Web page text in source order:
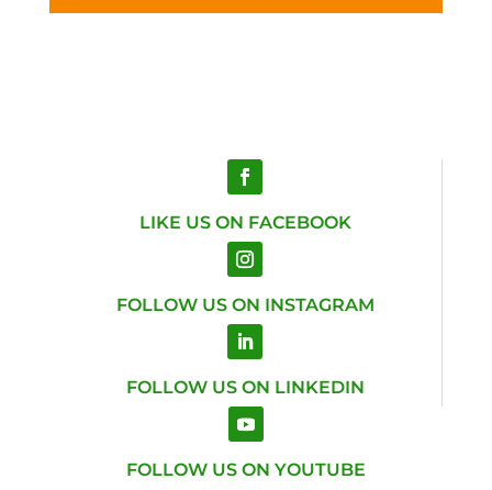
LIKE US ON FACEBOOK
FOLLOW US ON INSTAGRAM
FOLLOW US ON LINKEDIN
FOLLOW US ON YOUTUBE